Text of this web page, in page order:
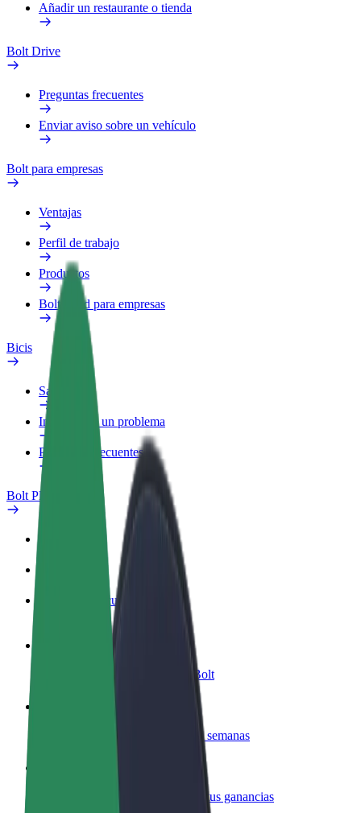
Añadir un restaurante o tienda
Bolt Drive
Preguntas frecuentes
Enviar aviso sobre un vehículo
Bolt para empresas
Ventajas
Perfil de trabajo
Productos
Bolt Food para empresas
Bicis
Safety Lab
Informar de un problema
Preguntas frecuentes
Bolt Plus
Preguntas frecuentes
Colaborar como conductor
Gana dinero colaborando con Bolt
Repartí comida y cobrá todas las semanas
Llegá a más clientes y maximizá tus ganancias